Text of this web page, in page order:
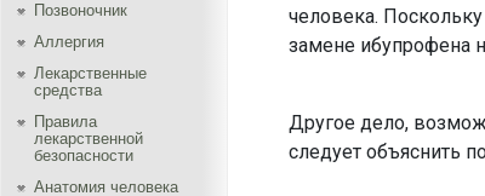
Позвоночник
Аллергия
Лекарственные
средства
Правила
лекарственной
безопасности
Aнатомия человека
человека.
замене ибупрофена
Другое дело,
следует объяснить